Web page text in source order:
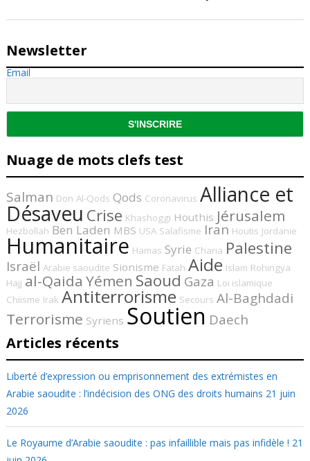
Newsletter
Email
Nuage de mots clefs test
Salman Don Al-Qods Qods Coronavirus Alliance et
Désaveu Crise Khashoggi Houthis Jérusalem
Hezbollah Ben Laden MBS USA Salafisme Iran Houtis Jordanie
Humanitaire Hamas Syrie Charia Palestine
Israël Arabie saoudite Sionisme Fatah Aide Islam Rohingya
Hajj al-Qaida Yémen Saoud Gaza Loi islamique
Chiisme Irak Antiterrorisme Secours Al-Baghdadi
Terrorisme Syriens Soutien Daech
Articles récents
Liberté d’expression ou emprisonnement des extrémistes en
Arabie saoudite : l’indécision des ONG des droits humains 21 juin
2026
Le Royaume d’Arabie saoudite : pas infaillible mais pas infidèle ! 21